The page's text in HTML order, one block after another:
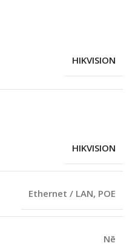
HIKVISION
HIKVISION
Ethernet / LAN, POE
Nē